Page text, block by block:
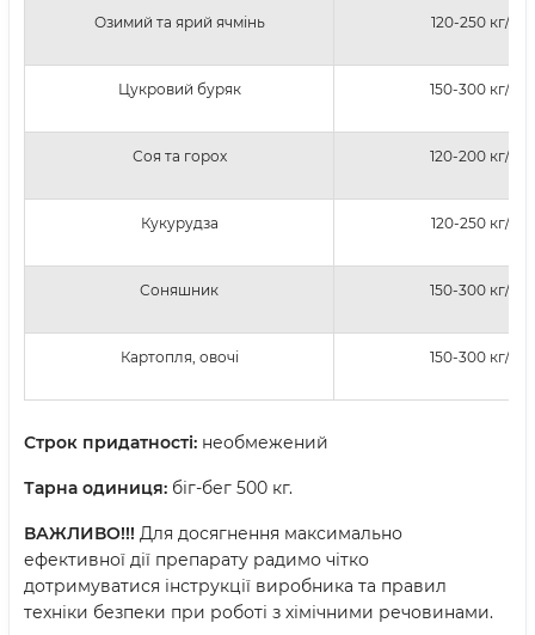
Озимий та ярий ячмінь 120-250 кг/га
Цукровий буряк 150-300 кг/га
Соя та горох 120-200 кг/га
Кукурудза 120-250 кг/га
Соняшник 150-300 кг/га
Картопля, овочі 150-300 кг/га
Строк придатності: необмежений
Тарна одиниця: біг-бег 500 кг.
ВАЖЛИВО!!! Для досягнення максимально
ефективної дії препарату радимо чітко
дотримуватися інструкції виробника та правил
техніки безпеки при роботі з хімічними речовинами.